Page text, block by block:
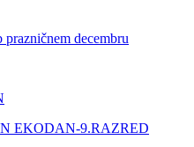
prazničnem decembru
EKODAN-9.RAZRED